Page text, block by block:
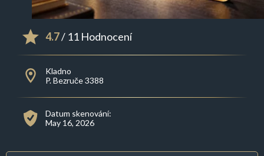
4.7/ 11 Hodnocení
Kladno
P. Bezruče 3388
Datum skenování:
May 16, 2026